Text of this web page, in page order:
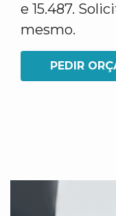
e 15.487.
mesmo.
PEDIR